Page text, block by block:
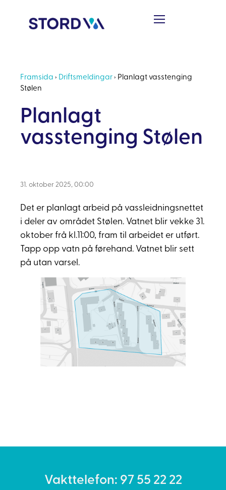
Framsida› Driftsmeldingar› Planlagt vasstenging
Stølen
Planlagt
vasstenging Stølen
31. oktober 2025, 00:00
Det er planlagt arbeid på vassleidningsnettet
i deler av området Stølen. Vatnet blir vekke 31.
oktober frå kl.11:00, fram til arbeidet er utført.
Tapp opp vatn på førehand. Vatnet blir sett
på utan varsel.
Vakttelefon: 97 55 22 22